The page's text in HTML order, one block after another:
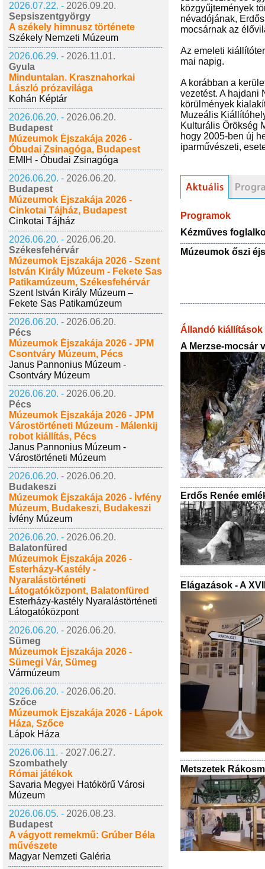
2026.07.22. - 2026.09.20.
Sepsiszentgyörgy
A székely himnusz története
Székely Nemzeti Múzeum
2026.06.29. - 2026.11.01.
Gyula
Minduntalan. Krasznahorkai
László prózavilága
Kohán Képtár
2026.06.20. - 2026.06.20.
Budapest
Múzeumok Éjszakája 2026 -
Óbudai Zsinagóga, Budapest
EMIH - Óbudai Zsinagóga
2026.06.20. - 2026.06.20.
Budapest
Múzeumok Éjszakája 2026 -
Cinkotai Tájház, Budapest
Cinkotai Tájház
2026.06.20. - 2026.06.20.
Székesfehérvár
Múzeumok Éjszakája 2026 - Szent
István Király Múzeum - Fekete Sas
Patikamúzeum, Székesfehérvár
Szent István Király Múzeum –
Fekete Sas Patikamúzeum
2026.06.20. - 2026.06.20.
Pécs
Múzeumok Éjszakája 2026 - JPM
Csontváry Múzeum, Pécs
Janus Pannonius Múzeum -
Csontváry Múzeum
2026.06.20. - 2026.06.20.
Pécs
Múzeumok Éjszakája 2026 - JPM
Várostörténeti Múzeum - Málenkij
robot kiállítás, Pécs
Janus Pannonius Múzeum -
Várostörténeti Múzeum
2026.06.20. - 2026.06.20.
Budakeszi
Múzeumok Éjszakája 2026 - Ívfény
Múzeum, Budakeszi, Budakeszi
Ívfény Múzeum
2026.06.20. - 2026.06.20.
Balatonfüred
Múzeumok Éjszakája 2026 -
Esterházy-Kastély -
Nyaralástörténeti
Látogatóközpont, Balatonfüred
Esterházy-kastély Nyaralástörténeti
Látogatóközpont
2026.06.20. - 2026.06.20.
Sümeg
Múzeumok Éjszakája 2026 -
Sümegi Vár, Sümeg
Vármúzeum
2026.06.20. - 2026.06.20.
Szőce
Múzeumok Éjszakája 2026 - Lápok
Háza, Szőce
Lápok Háza
2026.06.11. - 2027.06.27.
Szombathely
Római játékok
Savaria Megyei Hatókörű Városi
Múzeum
2026.06.05. - 2026.08.23.
Budapest
A vágyott remekmű: Grúber Béla
művészete
Magyar Nemzeti Galéria
közgyűjtemények
névadójának,
mocsárnak az
Az emeleti
mai napig.
A korábban a
vezetést. A hajdani
körülmények
Muzeális
Kulturális Örökség
hogy 2005-ben új
iparművészeti,
Programok
Kézműves
Múzeumok őszi
Állandó kiállítások
A Merzse-mocsár
Erdős Renée
Elágazások - A
Metszetek